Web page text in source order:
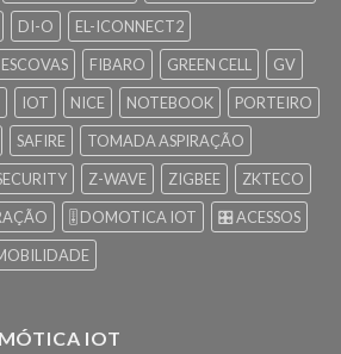
DI-O
EL-ICONNECT2
ESCOVAS FIBARO GREEN CELL
GV
IOT NICE NOTEBOOK
PORTEIRO
SAFIRE
TOMADA ASPIRAÇÃO
Z-WAVE ZIGBEE
ZKTECO
🎚️ DOMOTICA IOT
🎛️ ACESSOS
IOT